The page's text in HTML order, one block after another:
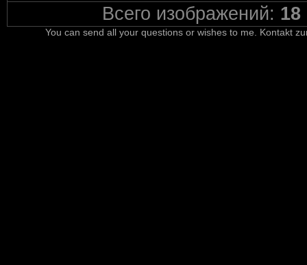
Всего изображений: 18
You can send all your questions or wishes to me. Kontakt